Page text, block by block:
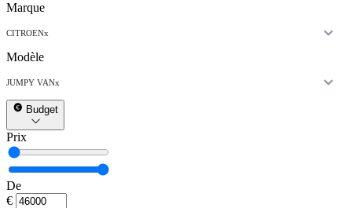
Marque
CITROENx
Modèle
JUMPY VANx
Budget
Prix
De
€